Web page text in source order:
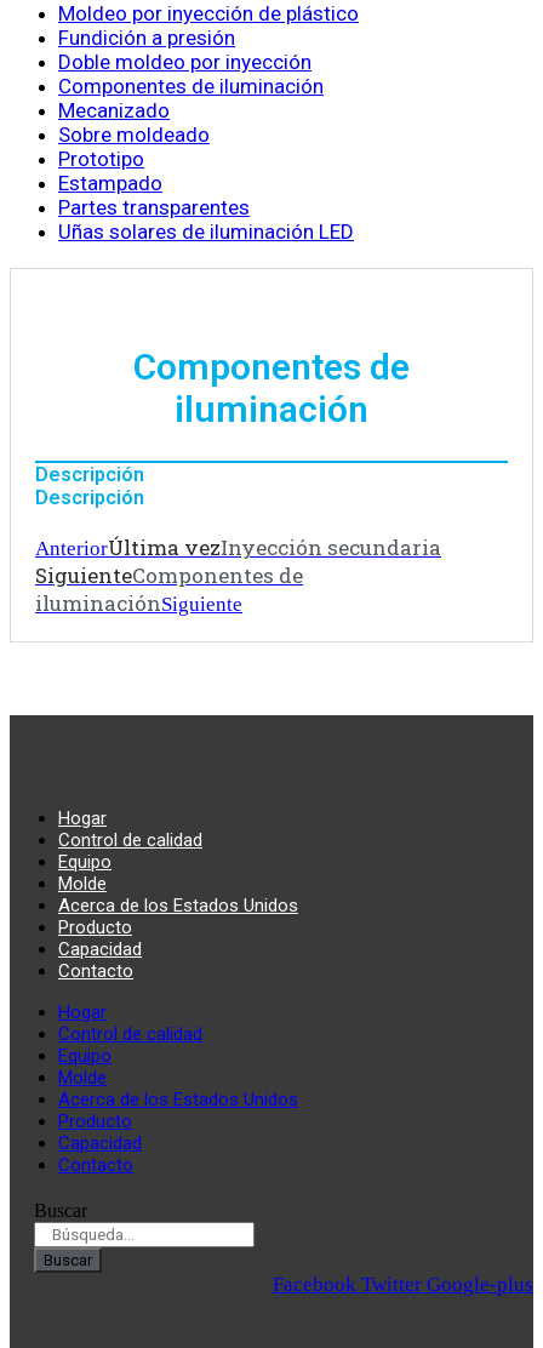
Moldeo por inyección de plástico
Fundición a presión
Doble moldeo por inyección
Componentes de iluminación
Mecanizado
Sobre moldeado
Prototipo
Estampado
Partes transparentes
Uñas solares de iluminación LED
Componentes de
iluminación
Descripción
Descripción
AnteriorÚltima vezInyección secundaria
SiguienteComponentes de
iluminaciónSiguiente
Hogar
Control de calidad
Equipo
Molde
Acerca de los Estados Unidos
Producto
Capacidad
Contacto
Hogar
Control de calidad
Equipo
Molde
Acerca de los Estados Unidos
Producto
Capacidad
Contacto
Buscar
Buscar
Facebook Twitter Google-plus